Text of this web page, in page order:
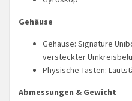
Gehäuse
Gehäuse: Signature
versteckter
Physische Tasten:
Abmessungen & Gewicht